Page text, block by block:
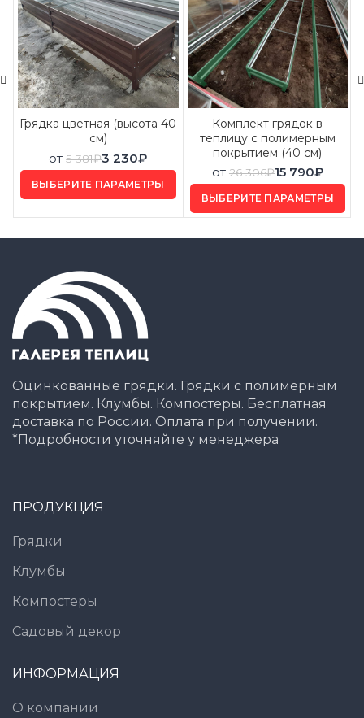
Грядка цветная (высота 40
см)
от 5 381₽3 230₽
ВЫБЕРИТЕ ПАРАМЕТРЫ
Комплект грядок в
теплицу с полимерным
покрытием (40 см)
от 26 306₽15 790₽
ВЫБЕРИТЕ ПАРАМЕТРЫ
Оцинкованные грядки. Грядки с полимерным
покрытием. Клумбы. Компостеры. Бесплатная
доставка по России. Оплата при получении.
*Подробности уточняйте у менеджера
ПРОДУКЦИЯ
Грядки
Клумбы
Компостеры
Садовый декор
ИНФОРМАЦИЯ
О компании